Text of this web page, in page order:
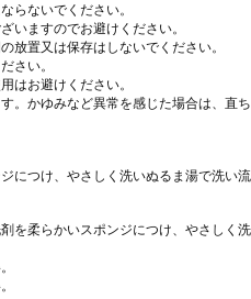
らないでください。
いますのでお避けください。
放置又は保存はしないでください。
さい。
はお避けください。
。かゆみなど異常を感じた場合は、直
につけ、やさしく洗いぬるま湯で洗い
を柔らかいスポンジにつけ、やさしく